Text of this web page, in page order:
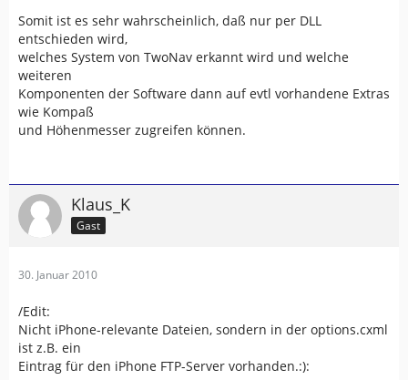
Somit ist es sehr wahrscheinlich, daß nur per DLL
entschieden wird,
welches System von TwoNav erkannt wird und welche
weiteren
Komponenten der Software dann auf evtl vorhandene Extras
wie Kompaß
und Höhenmesser zugreifen können.
Klaus_K
Gast
30. Januar 2010
/Edit:
Nicht iPhone-relevante Dateien, sondern in der options.cxml
ist z.B. ein
Eintrag für den iPhone FTP-Server vorhanden.:):